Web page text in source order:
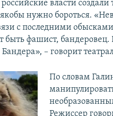
власти создали
нужно бороться.
с последними
быть фашист,
Бандера», – говорит
По словам
Режиссер